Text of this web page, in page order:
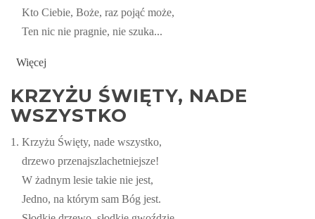
Kto Ciebie, Boże, raz pojąć może,
Ten nic nie pragnie, nie szuka...
Więcej
KRZYŻU ŚWIĘTY, NADE
WSZYSTKO
1. Krzyżu Święty, nade wszystko,
drzewo przenajszlachetniejsze!
W żadnym lesie takie nie jest,
Jedno, na którym sam Bóg jest.